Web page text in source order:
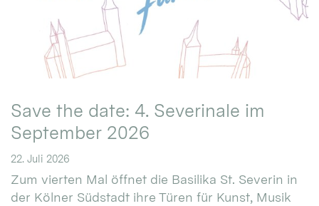
Save the date: 4. Severinale im
September 2026
22. Juli 2026
Zum vierten Mal öffnet die Basilika St. Severin in
der Kölner Südstadt ihre Türen für Kunst, Musik